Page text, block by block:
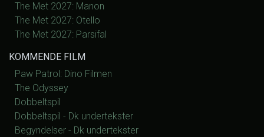
The Met 2027: Manon
The Met 2027: Otello
The Met 2027: Parsifal
KOMMENDE FILM
Paw Patrol: Dino Filmen
The Odyssey
Dobbeltspil
Dobbeltspil - Dk undertekster
Begyndelser - Dk undertekster